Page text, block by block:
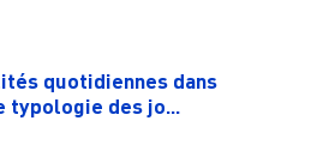
quotidiennes dans
typologie des jo...